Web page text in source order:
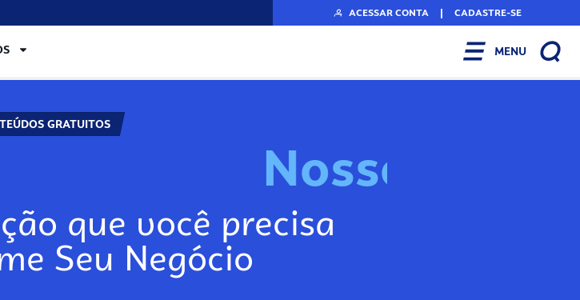
ACESSAR CONTA | CADASTRE-SE
MENU
GRATUITOS
Nosso
que você precisa
Seu Negócio